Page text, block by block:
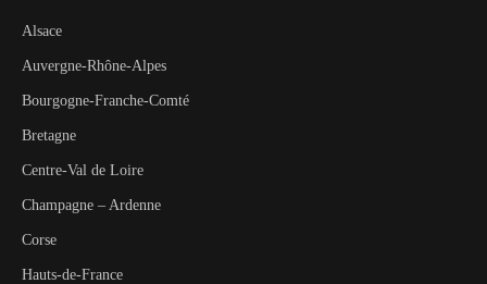
Alsace
Auvergne-Rhône-Alpes
Bourgogne-Franche-Comté
Bretagne
Centre-Val de Loire
Champagne – Ardenne
Corse
Hauts-de-France